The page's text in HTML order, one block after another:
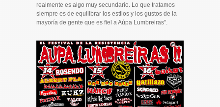
realmente es algo muy secundario. Lo que tratamos
siempre es de equilibrar los estilos y los gustos de la
mayoría de gente que es fiel a Aúpa Lumbreiras”.